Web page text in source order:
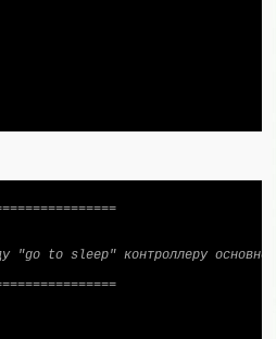
"go to sleep" контроллеру